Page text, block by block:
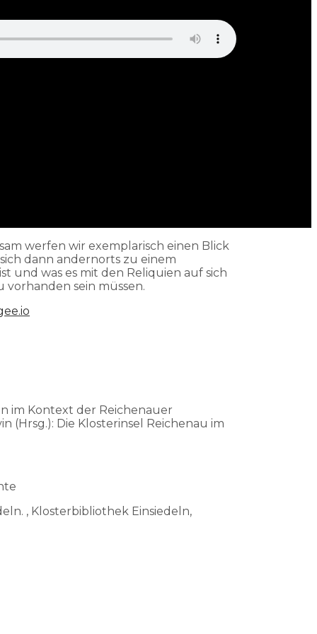
werfen wir exemplarisch einen Blick
dann andernorts zu einem
und was es mit den Reliquien auf sich
sein müssen.
im Kontext der Reichenauer
(Hrsg.): Die Klosterinsel Reichenau im
, Klosterbibliothek Einsiedeln,